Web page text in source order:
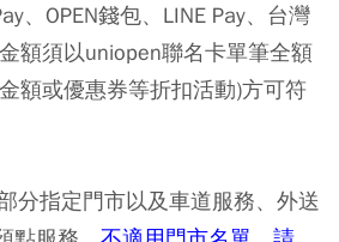
、OPEN錢包、LINE Pay、台灣
額須以uniopen聯名卡單筆全額
額或優惠券等折扣活動)方可符
分指定門市以及車道服務、外送